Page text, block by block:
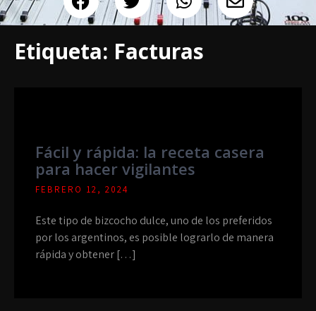
Etiqueta: Facturas
Fácil y rápida: la receta casera
para hacer vigilantes
FEBRERO 12, 2024
Este tipo de bizcocho dulce, uno de los preferidos
por los argentinos, es posible lograrlo de manera
rápida y obtener […]